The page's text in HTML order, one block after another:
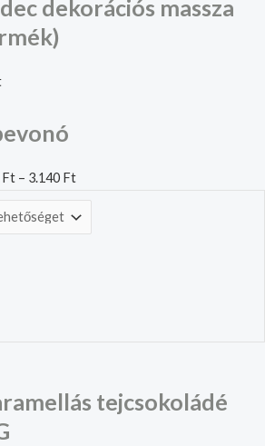
dekorációs massza
Ft– 3.140 Ft
tejcsokoládé